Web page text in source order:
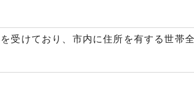
受けており、市内に住所を有する世帯